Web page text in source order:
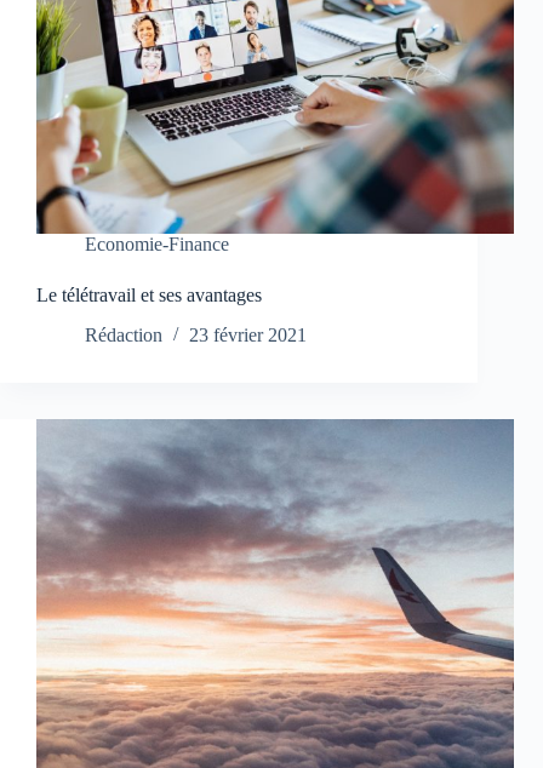
Economie-Finance
Le télétravail et ses avantages
Rédaction
23 février 2021